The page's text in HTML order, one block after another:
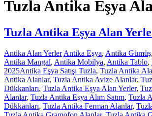
Tuzla Antika Eşya
Tuzla Antika Eşya Alan
Antika Alan Yerler Antika Eşya, Antika Gümüş,
Antika Mangal, Antika Mobilya, Antika Tablo,
2025Antika Eşya Satışı Tuzla, Tuzla Antika
Antika Alanlar, Tuzla Antika Avize Alanlar,
Dükkanları, Tuzla Antika Eşya Alan Yerler,
Alanlar, Tuzla Antika Eşya Alım Satım, Tuzla
Dükkanları, Tuzla Antika Ferman Alanlar,